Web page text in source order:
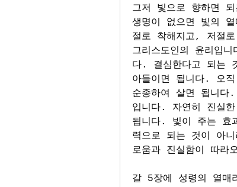
그저 빛으로 향하면
생명이 없으면 빛의
절로 착해지고, 저절
그리스도인의 윤리입
다. 결심한다고 되는
아들이면 됩니다. 오
순종하여 살면 됩니
입니다. 자연히 진실
됩니다. 빛이 주는 효
력으로 되는 것이 아
로움과 진실함이 따
갈 5장에 성령의 열매